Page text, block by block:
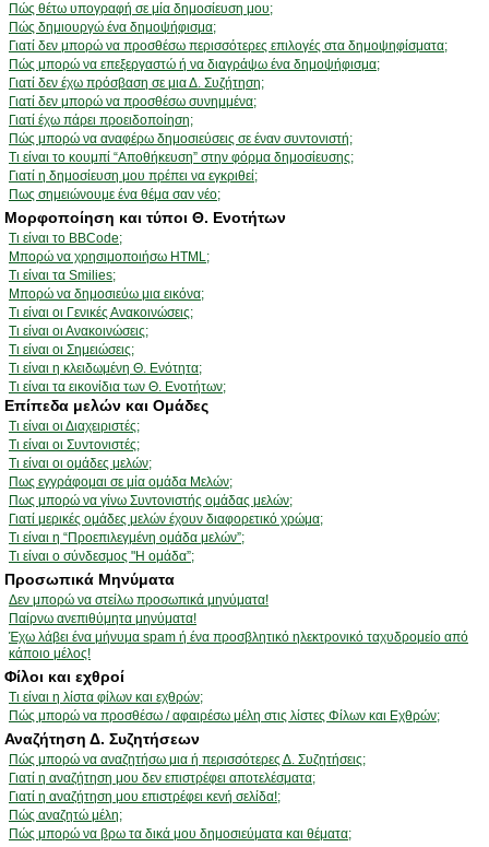
Πώς θέτω υπογραφή σε μία δημοσίευση μου;
Πώς δημιουργώ ένα δημοψήφισμα;
Γιατί δεν μπορώ να προσθέσω περισσότερες επιλογές στα δημοψηφίσματα;
Πώς μπορώ να επεξεργαστώ ή να διαγράψω ένα δημοψήφισμα;
Γιατί δεν έχω πρόσβαση σε μια Δ. Συζήτηση;
Γιατί δεν μπορώ να προσθέσω συνημμένα;
Γιατί έχω πάρει προειδοποίηση;
Πώς μπορώ να αναφέρω δημοσιεύσεις σε έναν συντονιστή;
Τι είναι το κουμπί “Αποθήκευση” στην φόρμα δημοσίευσης;
Γιατί η δημοσίευση μου πρέπει να εγκριθεί;
Πως σημειώνουμε ένα θέμα σαν νέο;
Μορφοποίηση και τύποι Θ. Ενοτήτων
Τι είναι το BBCode;
Μπορώ να χρησιμοποιήσω HTML;
Τι είναι τα Smilies;
Μπορώ να δημοσιεύω μια εικόνα;
Τι είναι οι Γενικές Ανακοινώσεις;
Τι είναι οι Ανακοινώσεις;
Τι είναι οι Σημειώσεις;
Τι είναι η κλειδωμένη Θ. Ενότητα;
Τι είναι τα εικονίδια των Θ. Ενοτήτων;
Επίπεδα μελών και Ομάδες
Τι είναι οι Διαχειριστές;
Τι είναι οι Συντονιστές;
Τι είναι οι ομάδες μελών;
Πως εγγράφομαι σε μία ομάδα Μελών;
Πως μπορώ να γίνω Συντονιστής ομάδας μελών;
Γιατί μερικές ομάδες μελών έχουν διαφορετικό χρώμα;
Τι είναι η “Προεπιλεγμένη ομάδα μελών”;
Τι είναι ο σύνδεσμος "Η ομάδα”;
Προσωπικά Μηνύματα
Δεν μπορώ να στείλω προσωπικά μηνύματα!
Παίρνω ανεπιθύμητα μηνύματα!
Έχω λάβει ένα μήνυμα spam ή ένα προσβλητικό ηλεκτρονικό ταχυδρομείο από
κάποιο μέλος!
Φίλοι και εχθροί
Τι είναι η λίστα φίλων και εχθρών;
Πώς μπορώ να προσθέσω / αφαιρέσω μέλη στις λίστες Φίλων και Εχθρών;
Αναζήτηση Δ. Συζητήσεων
Πώς μπορώ να αναζητήσω μια ή περισσότερες Δ. Συζητήσεις;
Γιατί η αναζήτηση μου δεν επιστρέφει αποτελέσματα;
Γιατί η αναζήτηση μου επιστρέφει κενή σελίδα!;
Πώς αναζητώ μέλη;
Πώς μπορώ να βρω τα δικά μου δημοσιεύματα και θέματα;